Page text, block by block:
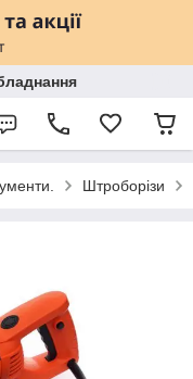
Штроборізи